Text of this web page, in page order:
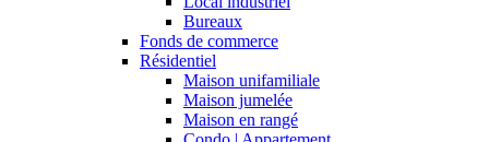
Bureaux
Fonds de commerce
Résidentiel
Maison unifamiliale
Maison jumelée
Maison en rangé